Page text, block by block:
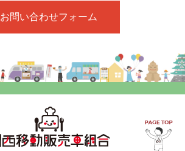
お問い合わせフォーム